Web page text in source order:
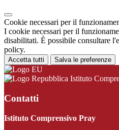
Cookie necessari per il
I cookie necessari per il
disabilitati. È possibile consultare
policy.
Accetta tutti Salva le preferenze
Istituto
Contatti
Istituto Comprensivo Pray